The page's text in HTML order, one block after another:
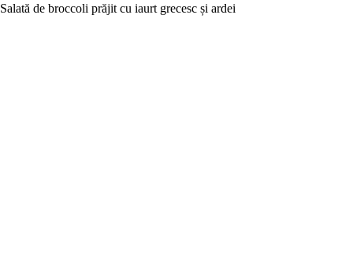
Salată de broccoli prăjit cu iaurt grecesc și ardei